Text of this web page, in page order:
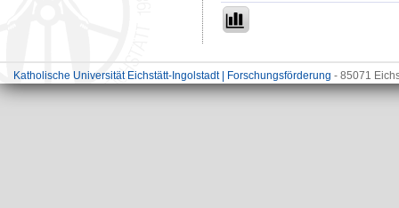
Katholische Universität Eichstätt-Ingolstadt | Forschungsförderung - 85071